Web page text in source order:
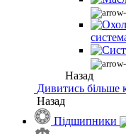
Назад
Дивитись більше
Назад
Підшипники